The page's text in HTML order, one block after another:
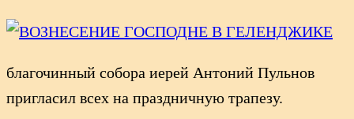
благочинный собора иерей Антоний Пульнов
пригласил всех на праздничную трапезу.